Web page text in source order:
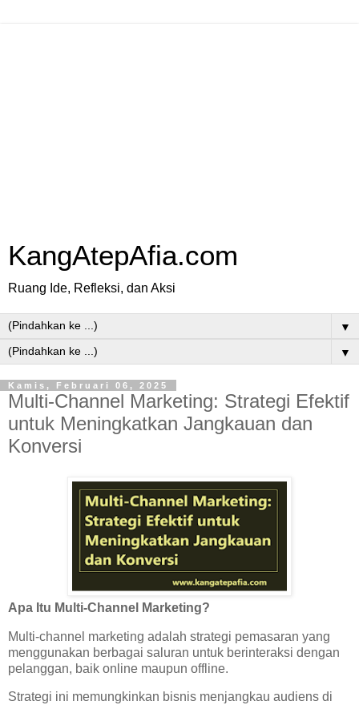
KangAtepAfia.com
Ruang Ide, Refleksi, dan Aksi
▼
▼
Kamis, Februari 06, 2025
Multi-Channel Marketing: Strategi Efektif
untuk Meningkatkan Jangkauan dan
Konversi
Apa Itu Multi-Channel Marketing?
Multi-channel marketing adalah strategi pemasaran yang
menggunakan berbagai saluran untuk berinteraksi dengan
pelanggan, baik online maupun offline.
Strategi ini memungkinkan bisnis menjangkau audiens di